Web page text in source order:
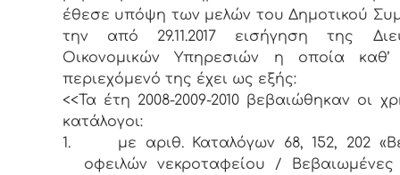
έθεσε υπόψη των μελών του Δημοτικού
την από 29.11.2017 εισήγηση της
Οικονομικών Υπηρεσιών η οποία
περιεχόμενό της έχει ως εξής:
<<Τα έτη 2008-2009-2010 βεβαιώθηκαν οι
κατάλογοι:
1.
με αριθ. Καταλόγων 68, 152, 202
οφειλών νεκροταφείου / Βεβαιωμένες